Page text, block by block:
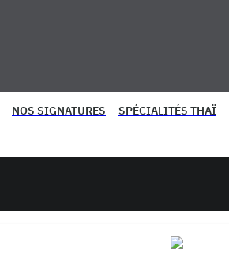
NOS SIGNATURES SPÉCIALITÉS THAÏ